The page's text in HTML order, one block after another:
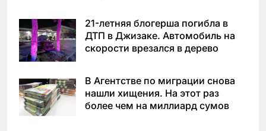
21-летняя блогерша погибла в
ДТП в Джизаке. Автомобиль на
скорости врезался в дерево
В Агентстве по миграции снова
нашли хищения. На этот раз
более чем на миллиард сумов